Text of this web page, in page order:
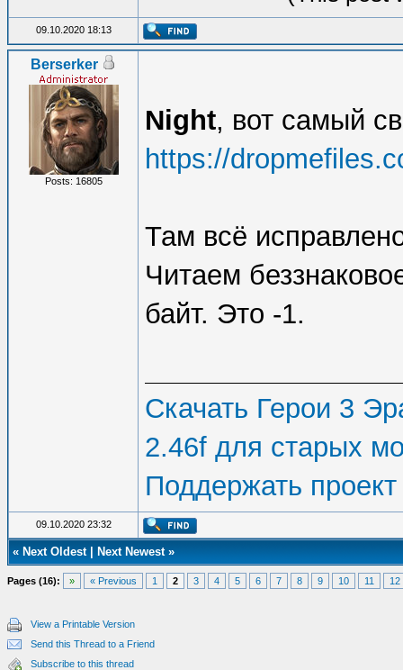
09.10.2020 18:13
Berserker
Posts: 16805
Night, вот самый
https://
Там всё
Читаем
байт. Это -1.
Скачать Герои 3
2.46f для старых
Поддержать проект
09.10.2020 23:32
« Next Oldest| Next Newest»
Pages (16): » « Previous 1 2 3 4 5 6 7 8 9 10 11 12
View a Printable Version
Send this Thread to a Friend
Subscribe to this thread